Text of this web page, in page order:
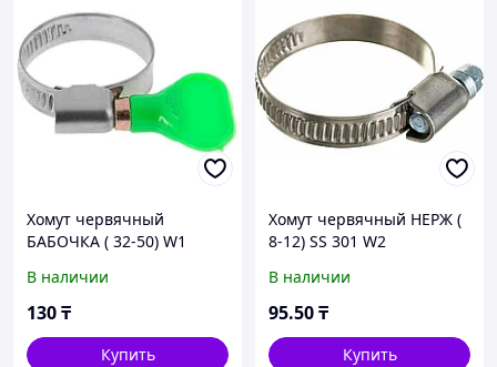
Хомут червячный
БАБОЧКА ( 32-50) W1
В наличии
130₸
Купить
Хомут червячный НЕРЖ (
8-12) SS 301 W2
В наличии
95.50₸
Купить